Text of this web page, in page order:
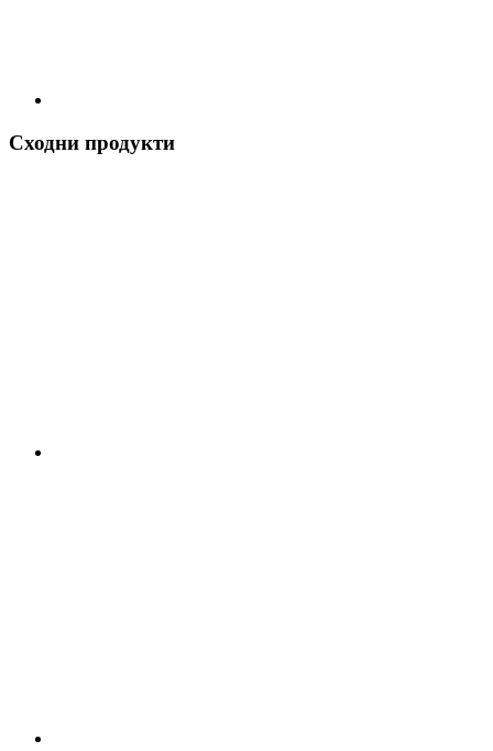
Сходни продукти